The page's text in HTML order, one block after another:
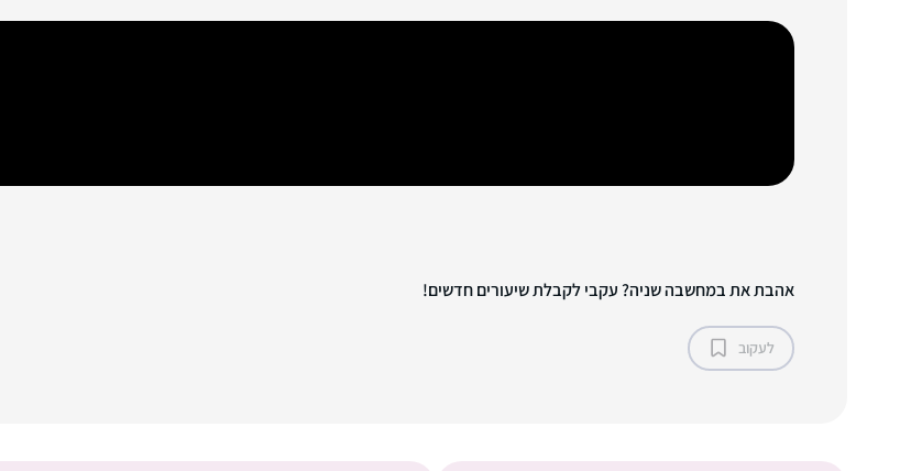
אהבת את במחשבה שניה? עקבי לקבלת שיעורים חדשים!
לעקוב